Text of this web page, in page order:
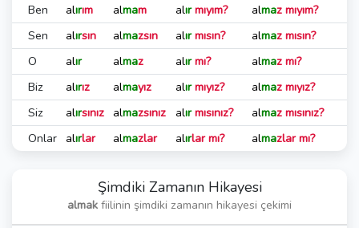
Ben
alırım almam alırmıyım? almaz mıyım?
Sen
alırsın almazsın alırmısın? almaz mısın?
O
alır almaz alırmı? almaz mı?
Biz
alırız almayız alırmıyız? almaz mıyız?
Siz
alırsınız almazsınız alırmısınız? almaz mısınız?
Onlar alırlar almazlar alırlar mı? almazlar mı?
Şimdiki Zamanın Hikayesi
almak fiilinin şimdiki zamanın hikayesi çekimi